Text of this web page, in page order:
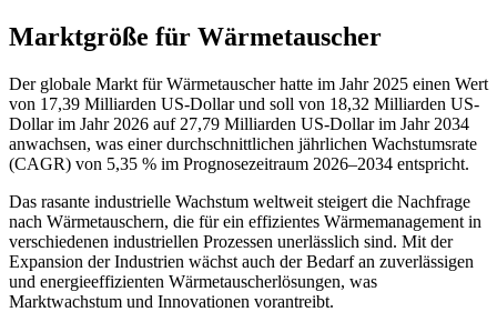
Marktgröße für Wärmetauscher
Der globale Markt für Wärmetauscher hatte im Jahr 2025 einen Wert
von 17,39 Milliarden US-Dollar und soll von 18,32 Milliarden US-
Dollar im Jahr 2026 auf 27,79 Milliarden US-Dollar im Jahr 2034
anwachsen, was einer durchschnittlichen jährlichen Wachstumsrate
(CAGR) von 5,35 % im Prognosezeitraum 2026–2034 entspricht.
Das rasante industrielle Wachstum weltweit steigert die Nachfrage
nach Wärmetauschern, die für ein effizientes Wärmemanagement in
verschiedenen industriellen Prozessen unerlässlich sind. Mit der
Expansion der Industrien wächst auch der Bedarf an zuverlässigen
und energieeffizienten Wärmetauscherlösungen, was
Marktwachstum und Innovationen vorantreibt.